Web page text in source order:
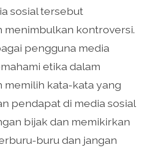
sosial tersebut
menimbulkan kontroversi.
pengguna media
etika dalam
memilih kata-kata yang
pendapat di media sosial
bijak dan memikirkan
buru dan jangan